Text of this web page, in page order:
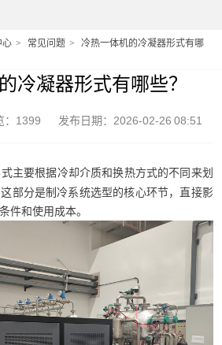
心 常见问题
冷热一体机的冷凝器形式有哪
冷凝器形式有哪些？
：1399 发布日期：2026-02-26 08:51
主要根据冷却介质和换热方式的不同来划
部分是制冷系统选型的核心环节，直接影
件和使用成本。